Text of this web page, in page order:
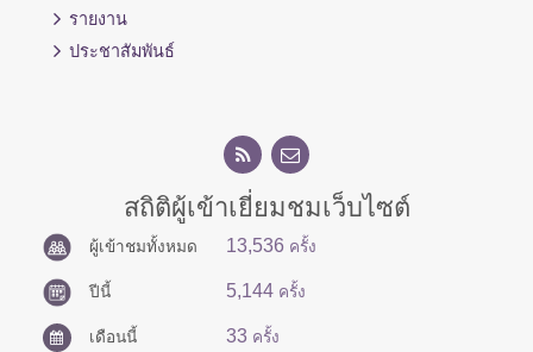
รายงาน
ประชาสัมพันธ์
สถิติผู้เข้าเยี่ยมชมเว็บไซต์
ผู้เข้าชมทั้งหมด 13,536 ครั้ง
ปีนี้ 5,144 ครั้ง
เดือนนี้ 33 ครั้ง